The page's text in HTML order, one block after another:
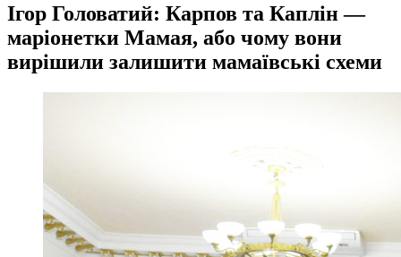
Ігор Головатий: Карпов та Каплін —
маріонетки Мамая, або чому вони
вирішили залишити мамаївські схеми